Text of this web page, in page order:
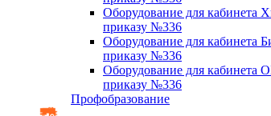
Оборудование для кабинета
приказу №336
Оборудование для кабинета
приказу №336
Оборудование для кабинета
приказу №336
Профобразование